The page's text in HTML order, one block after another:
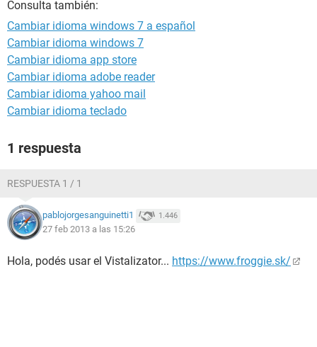
Consulta también:
Cambiar idioma windows 7 a español
Cambiar idioma windows 7
Cambiar idioma app store
Cambiar idioma adobe reader
Cambiar idioma yahoo mail
Cambiar idioma teclado
1 respuesta
RESPUESTA 1 / 1
pablojorgesanguinetti1 1.446
27 feb 2013 a las 15:26
Hola, podés usar el Vistalizator... https://www.froggie.sk/